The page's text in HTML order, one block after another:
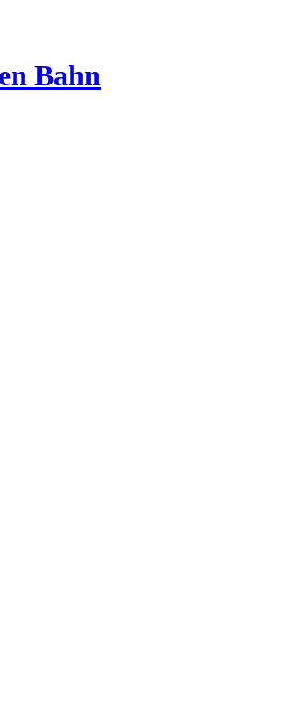
Bahn